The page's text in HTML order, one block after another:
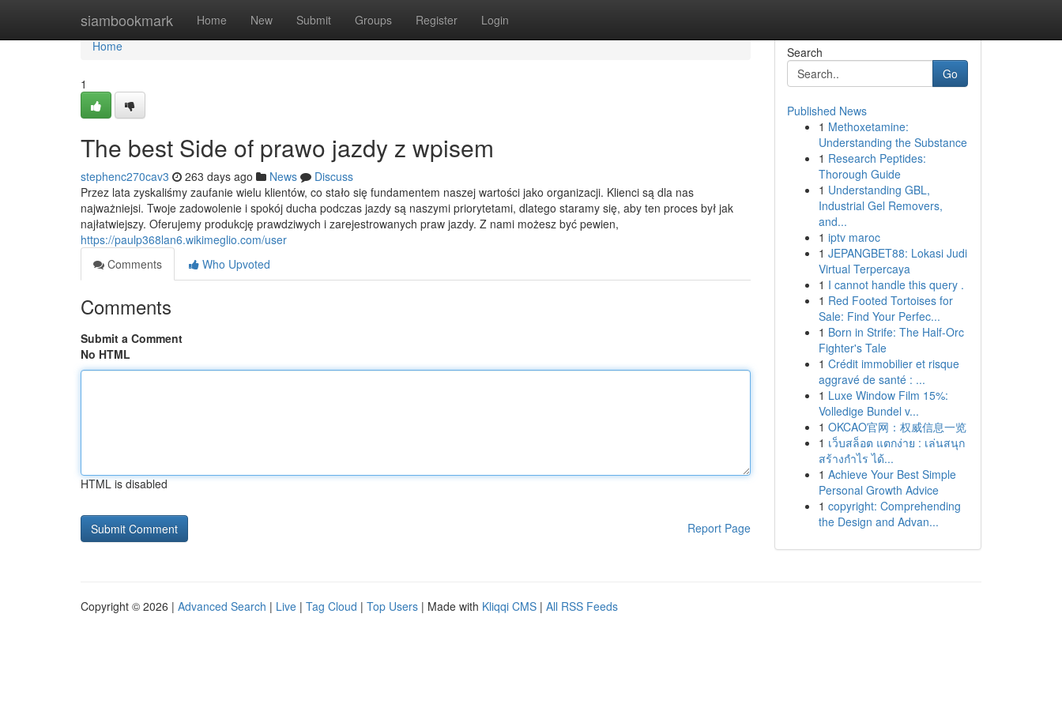
siambookmark Home New Submit Groups Register Login
Home
Home
1
The best Side of prawo jazdy z wpisem
stephenc270cav3 263 days ago News
Discuss
Przez lata zyskaliśmy zaufanie wielu klientów, co stało się fundamentem naszej wartości jako organizacji. Klienci są dla nas
najważniejsi. Twoje zadowolenie i spokój ducha podczas jazdy są naszymi priorytetami, dlatego staramy się, aby ten proces był jak
najłatwiejszy. Oferujemy produkcję prawdziwych i zarejestrowanych praw jazdy. Z nami możesz być pewien,
https://paulp368lan6.wikimeglio.com/user
Comments
Who Upvoted
Comments
Submit a Comment
No HTML
HTML is disabled
Report Page
Search
Go
Published News
1 Methoxetamine:
Understanding the Substance
1 Research Peptides:
Thorough Guide
1 Understanding GBL,
Industrial Gel Removers,
and...
1 iptv maroc
1 JEPANGBET88: Lokasi Judi
Virtual Terpercaya
1 I cannot handle this query .
1 Red Footed Tortoises for
Sale: Find Your Perfec...
1 Born in Strife: The Half-Orc
Fighter's Tale
1 Crédit immobilier et risque
aggravé de santé : ...
1 Luxe Window Film 15%:
Volledige Bundel v...
1 OKCAO官网：权威信息一览
1 เว็บสล็อต แตกง่าย : เล่นสนุก
สร้างกำไร ได้...
1 Achieve Your Best Simple
Personal Growth Advice
1 copyright: Comprehending
the Design and Advan...
Copyright © 2026 | Advanced Search | Live | Tag Cloud | Top Users | Made with Kliqqi CMS | All RSS Feeds